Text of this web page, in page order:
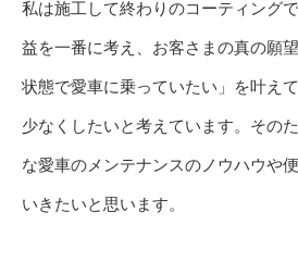
私は施工して終わりのコーティング
益を一番に考え、お客さまの真の願
状態で愛車に乗っていたい」を叶え
少なくしたいと考えています。その
な愛車のメンテナンスのノウハウや
いきたいと思います。